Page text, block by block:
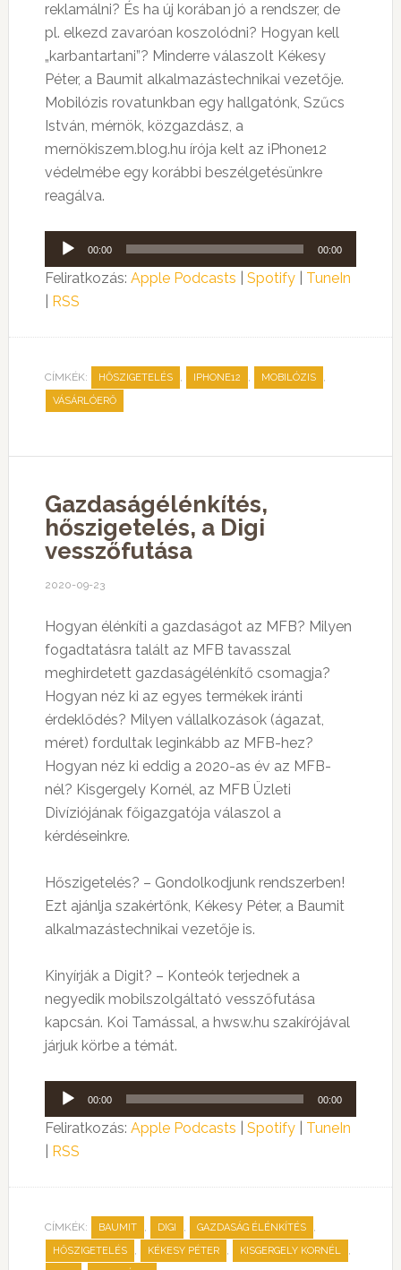
reklamálni? És ha új korában jó a rendszer, de
pl. elkezd zavaróan koszolódni? Hogyan kell
„karbantartani”? Minderre válaszolt Kékesy
Péter, a Baumit alkalmazástechnikai vezetője.
Mobilózis rovatunkban egy hallgatónk, Szűcs
István, mérnök, közgazdász, a
mernökiszem.blog.hu írója kelt az iPhone12
védelmébe egy korábbi beszélgetésünkre
reagálva.
Audió
lejátszó
00:00 00:00
Feliratkozás: Apple Podcasts Spotify| TuneIn
RSS
CÍMKÉK: HŐSZIGETELÉS , IPHONE12 , MOBILÓZIS ,
VÁSÁRLÓERŐ
Gazdaságélénkítés,
hőszigetelés, a Digi
vesszőfutása
2020-09-23
Hogyan élénkíti a gazdaságot az MFB? Milyen
fogadtatásra talált az MFB tavasszal
meghirdetett gazdaságélénkítő csomagja?
Hogyan néz ki az egyes termékek iránti
érdeklődés? Milyen vállalkozások (ágazat,
méret) fordultak leginkább az MFB-hez?
Hogyan néz ki eddig a 2020-as év az MFB-
nél? Kisgergely Kornél, az MFB Üzleti
Divíziójának főigazgatója válaszol a
kérdéseinkre.
Hőszigetelés? – Gondolkodjunk rendszerben!
Ezt ajánlja szakértőnk, Kékesy Péter, a Baumit
alkalmazástechnikai vezetője is.
Kinyírják a Digit? – Konteók terjednek a
negyedik mobilszolgáltató vesszőfutása
kapcsán. Koi Tamással, a hwsw.hu szakírójával
járjuk körbe a témát.
Audió
lejátszó
00:00 00:00
Feliratkozás: Apple Podcasts Spotify| TuneIn
RSS
CÍMKÉK: BAUMIT , DIGI , GAZDASÁG ÉLÉNKÍTÉS ,
HŐSZIGETELÉS , KÉKESY PÉTER , KISGERGELY KORNÉL ,